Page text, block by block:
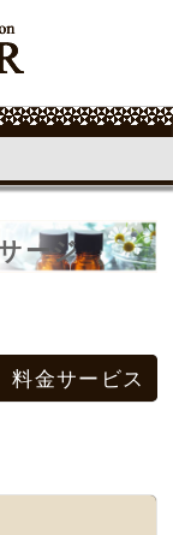
ージ
料金サービス